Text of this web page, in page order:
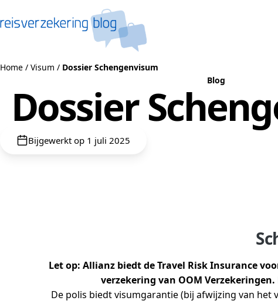
Home / Visum / Dossier Schengenvisum
Blog
Dossier
Bijgewerkt op 1 juli 2025
Let op: Allianz biedt de Travel Risk Insurance
verzekering van OOM
De polis biedt visumgarantie (bij afwijzing van het